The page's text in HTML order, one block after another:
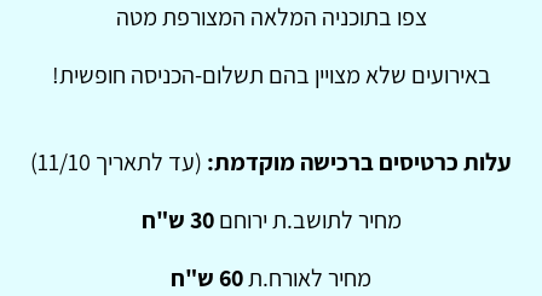
צפו בתוכניה המלאה המצורפת מטה
באירועים שלא מצויין בהם תשלום-הכניסה חופשית!
עלות כרטיסים ברכישה מוקדמת: (עד לתאריך 11/10)
מחיר לתושב.ת ירוחם30 ש"ח
מחיר לאורח.ת60 ש"ח